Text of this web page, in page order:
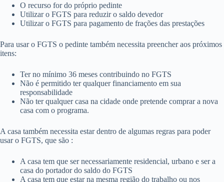
O recurso for do próprio pedinte
Utilizar o FGTS para reduzir o saldo devedor
Utilizar o FGTS para pagamento de frações das prestações
Para usar o FGTS o pedinte também necessita preencher aos próximos
itens:
Ter no mínimo 36 meses contribuindo no FGTS
Não é permitido ter qualquer financiamento em sua
responsabilidade
Não ter qualquer casa na cidade onde pretende comprar a nova
casa com o programa.
A casa também necessita estar dentro de algumas regras para poder
usar o FGTS, que são :
A casa tem que ser necessariamente residencial, urbano e ser a
casa do portador do saldo do FGTS
A casa tem que estar na mesma região do trabalho ou nos